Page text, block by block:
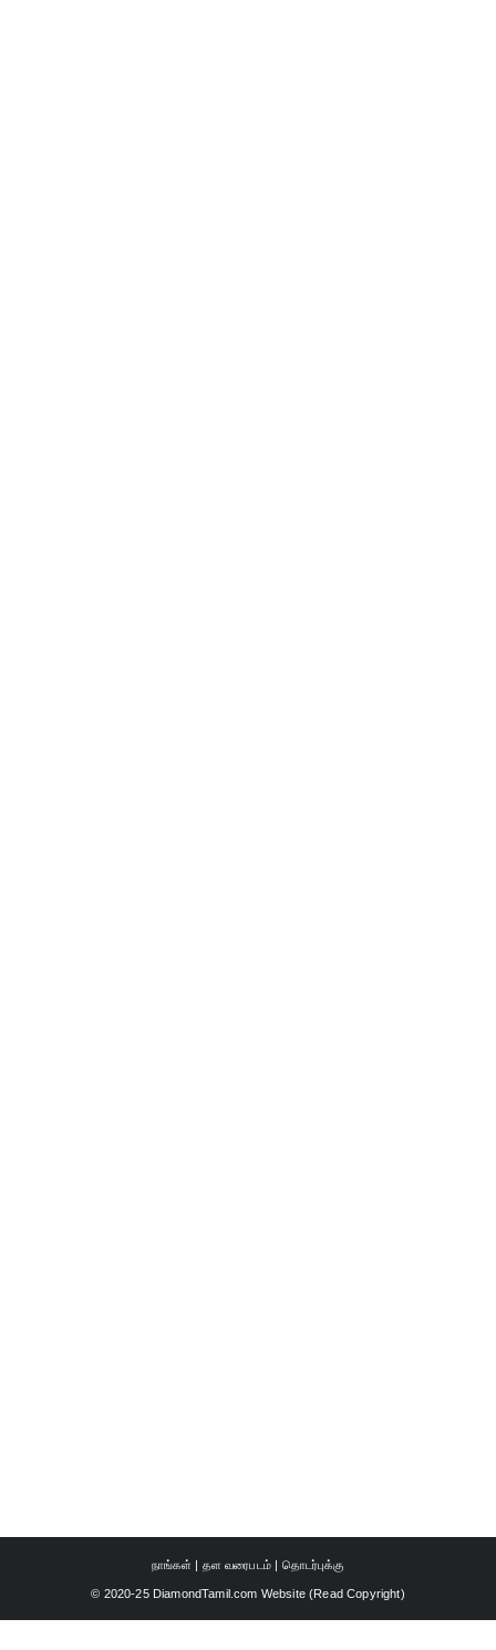
நாங்கள் | தள வரைபடம் | தொடர்புக்கு
© 2020-25 DiamondTamil.com Website (Read Copyright)